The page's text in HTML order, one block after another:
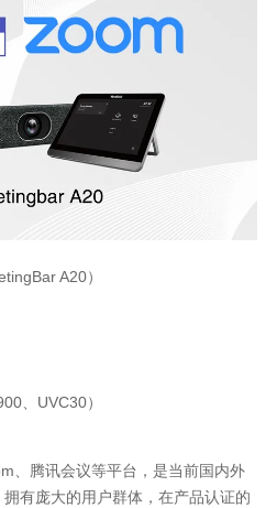
A20）
、UVC30）
、腾讯会议等平台，是当前国内外
有庞大的用户群体，在产品认证的